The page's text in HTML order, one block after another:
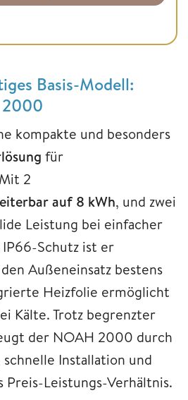
Basis-Modell:
kompakte und besonders
für
2
auf 8 kWh, und zwei
Leistung bei einfacher
IP66-Schutz ist er
Außeneinsatz bestens
Heizfolie ermöglicht
Kälte. Trotz begrenzter
der NOAH 2000 durch
Installation und
Preis-Leistungs-Verhältnis.